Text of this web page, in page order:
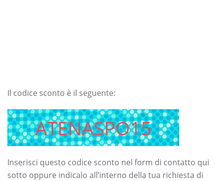
Il codice sconto è il seguente:
ATENASPO15
Inserisci questo codice sconto nel form di contatto qui
sotto oppure indicalo all’interno della tua richiesta di